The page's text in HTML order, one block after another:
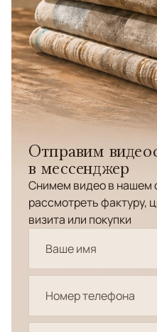
Отправим
в мессенджер
Снимем видео в нашем
рассмотреть фактуру,
визита или покупки